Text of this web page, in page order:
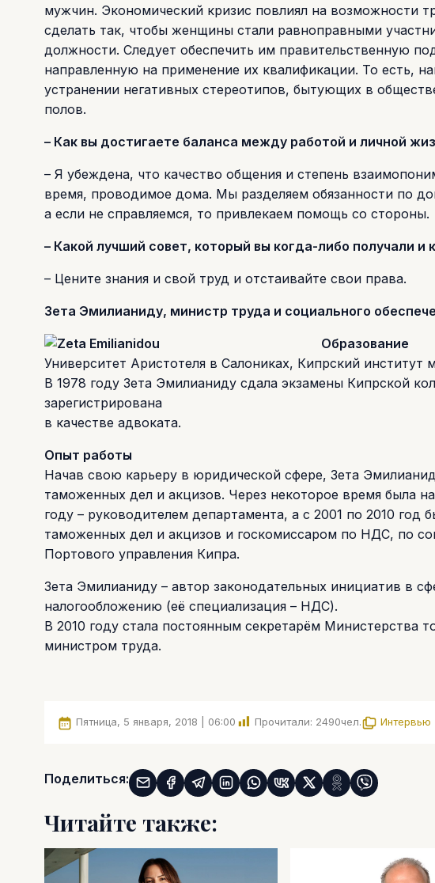
мужчин. Экономический кризис повлиял на возможности
сделать так, чтобы женщины стали равноправными
должности. Следует обеспечить им правительственную
направленную на применение их квалификации. То есть,
устранении негативных стереотипов, бытующих в
полов.
– Как вы достигаете баланса между работой и личной
– Я убеждена, что качество общения и степень
время, проводимое дома. Мы разделяем обязанности по
а если не справляемся, то привлекаем помощь со стороны.
– Какой лучший совет, который вы когда-либо получали
– Цените знания и свой труд и отстаивайте свои права.
Зета Эмилианиду, министр труда и социального
Образование
Университет Аристотеля в Салониках, Кипрский институт
В 1978 году Зета Эмилианиду сдала экзамены Кипрской
зарегистрирована
в качестве адвоката.
Опыт работы
Начав свою карьеру в юридической сфере, Зета
таможенных дел и акцизов. Через некоторое время была
году – руководителем департамента, а с 2001 по 2010
таможенных дел и акцизов и госкомиссаром по НДС, по
Портового управления Кипра.
Зета Эмилианиду – автор законодательных инициатив в
налогообложению (её специализация – НДС).
В 2010 году стала постоянным секретарём Министерства
министром труда.
Пятница, 5 января, 2018 | 06:00 Прочитали: 2490чел. Интервью
Поделиться:
Читайте также: